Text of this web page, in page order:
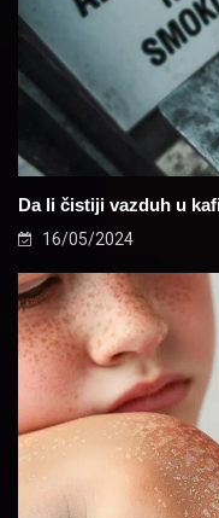
Da li čistiji vazduh u
16/05/2024